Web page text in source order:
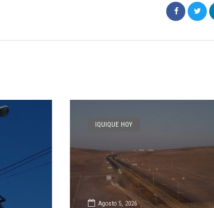
IQUIQUE HOY
Agosto 5, 2026